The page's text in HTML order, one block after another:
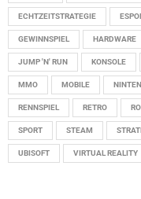
ECHTZEITSTRATEGIE
GEWINNSPIEL HARDWARE
JUMP 'N' RUN KONSOLE
MMO MOBILE
RENNSPIEL RETRO
SPORT STEAM
UBISOFT VIRTUAL REALITY